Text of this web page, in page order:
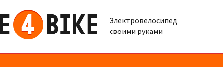
Электровелосипед
своими руками